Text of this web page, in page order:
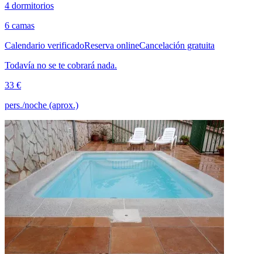
4 dormitorios
6 camas
Calendario verificadoReserva onlineCancelación gratuita
Todavía no se te cobrará nada.
33 €
pers./noche (aprox.)